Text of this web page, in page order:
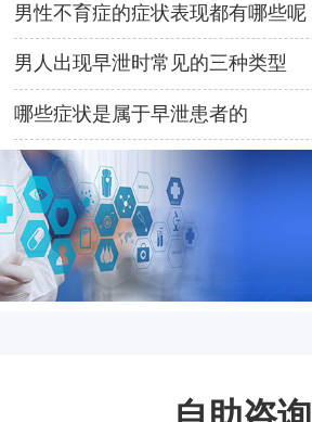
男性不育症的症状表现都有哪些呢
男人出现早泄时常见的三种类型
哪些症状是属于早泄患者的